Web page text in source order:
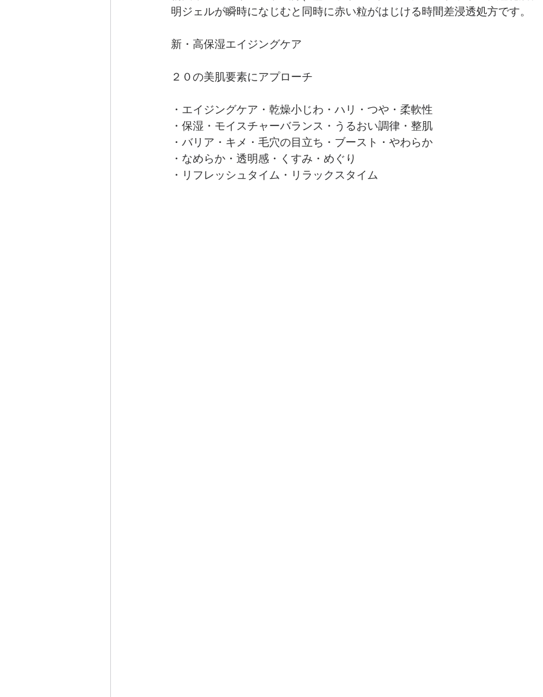
明ジェルが瞬時になじむと同時に赤い粒がはじける時間差浸透処方です。
新・高保湿エイジングケア
２０の美肌要素にアプローチ
・エイジングケア・乾燥小じわ・ハリ・つや・柔軟性
・保湿・モイスチャーバランス・うるおい調律・整肌
・バリア・キメ・毛穴の目立ち・ブースト・やわらか
・なめらか・透明感・くすみ・めぐり
・リフレッシュタイム・リラックスタイム